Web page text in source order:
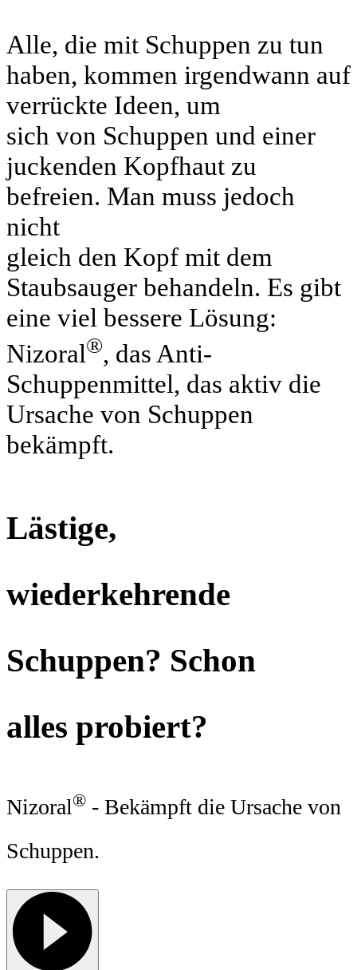
Alle, die mit Schuppen zu tun
haben, kommen irgendwann auf
verrückte Ideen, um
sich von Schuppen und einer
juckenden Kopfhaut zu
befreien. Man muss jedoch
nicht
gleich den Kopf mit dem
Staubsauger behandeln. Es gibt
eine viel bessere Lösung:
Nizoral®, das Anti-
Schuppenmittel, das aktiv die
Ursache von Schuppen
bekämpft.
Lästige,
wiederkehrende
Schuppen? Schon
alles probiert?
Nizoral® - Bekämpft die Ursache von
Schuppen.